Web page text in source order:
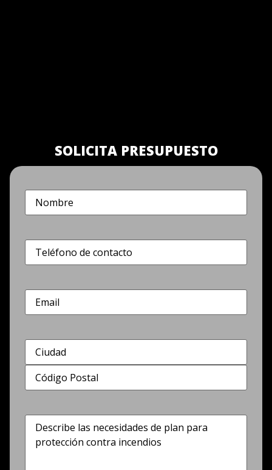
SOLICITA PRESUPUESTO
Nombre
Teléfono(Obligatorio)
Correo
electrónico
Dirección
Describe
las
necesidades